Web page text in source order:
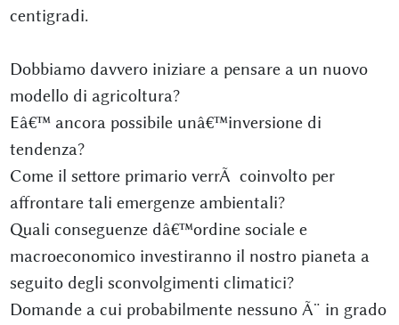
centigradi.
Dobbiamo davvero iniziare a pensare a un nuovo
modello di agricoltura?
Eâ€™ ancora possibile unâ€™inversione di
tendenza?
Come il settore primario verrÃ coinvolto per
affrontare tali emergenze ambientali?
Quali conseguenze dâ€™ordine sociale e
macroeconomico investiranno il nostro pianeta a
seguito degli sconvolgimenti climatici?
Domande a cui probabilmente nessuno Ã¨ in grado